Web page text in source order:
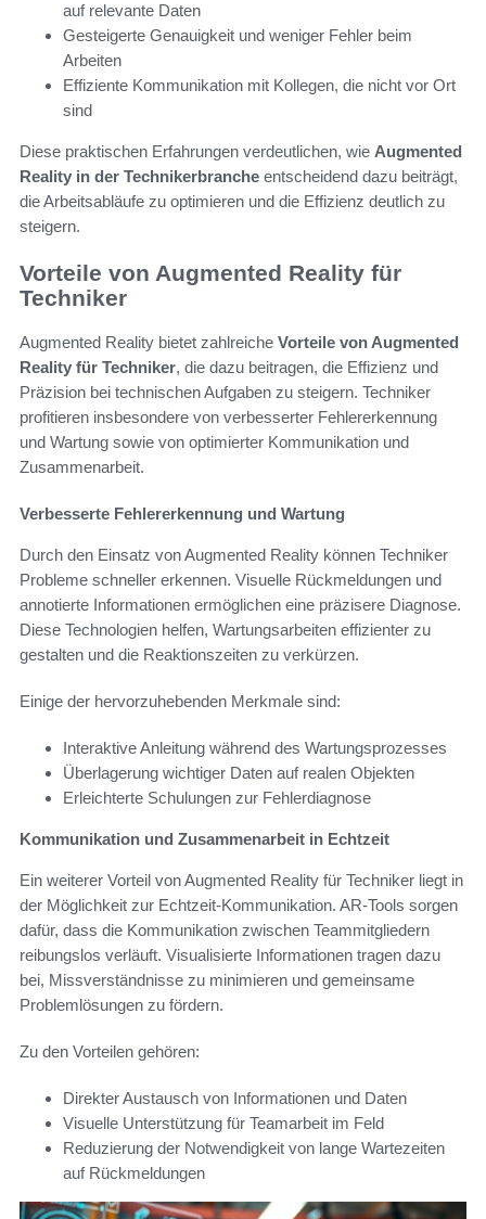
auf relevante Daten
Gesteigerte Genauigkeit und weniger Fehler beim
Arbeiten
Effiziente Kommunikation mit Kollegen, die nicht vor Ort
sind
Diese praktischen Erfahrungen verdeutlichen, wie Augmented
Reality in der Technikerbranche entscheidend dazu beiträgt,
die Arbeitsabläufe zu optimieren und die Effizienz deutlich zu
steigern.
Vorteile von Augmented Reality für
Techniker
Augmented Reality bietet zahlreiche Vorteile von Augmented
Reality für Techniker, die dazu beitragen, die Effizienz und
Präzision bei technischen Aufgaben zu steigern. Techniker
profitieren insbesondere von verbesserter Fehlererkennung
und Wartung sowie von optimierter Kommunikation und
Zusammenarbeit.
Verbesserte Fehlererkennung und Wartung
Durch den Einsatz von Augmented Reality können Techniker
Probleme schneller erkennen. Visuelle Rückmeldungen und
annotierte Informationen ermöglichen eine präzisere Diagnose.
Diese Technologien helfen, Wartungsarbeiten effizienter zu
gestalten und die Reaktionszeiten zu verkürzen.
Einige der hervorzuhebenden Merkmale sind:
Interaktive Anleitung während des Wartungsprozesses
Überlagerung wichtiger Daten auf realen Objekten
Erleichterte Schulungen zur Fehlerdiagnose
Kommunikation und Zusammenarbeit in Echtzeit
Ein weiterer Vorteil von Augmented Reality für Techniker liegt in
der Möglichkeit zur Echtzeit-Kommunikation. AR-Tools sorgen
dafür, dass die Kommunikation zwischen Teammitgliedern
reibungslos verläuft. Visualisierte Informationen tragen dazu
bei, Missverständnisse zu minimieren und gemeinsame
Problemlösungen zu fördern.
Zu den Vorteilen gehören:
Direkter Austausch von Informationen und Daten
Visuelle Unterstützung für Teamarbeit im Feld
Reduzierung der Notwendigkeit von lange Wartezeiten
auf Rückmeldungen